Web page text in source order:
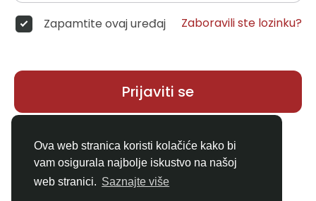
Ova web stranica koristi kolačiće kako bi
vam osigurala najbolje iskustvo na našoj
web stranici. Saznajte više
Zapamtite ovaj uređaj Zaboravili ste lozinku?
Prijaviti se